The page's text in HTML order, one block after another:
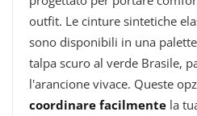
outfit. Le cinture sintetiche
sono disponibili in una
talpa scuro al verde Brasile,
l'arancione vivace. Queste
coordinare facilmente la